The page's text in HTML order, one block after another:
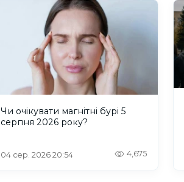
Чи очікувати магнітні бурі 5
серпня 2026 року?
04 сер. 2026 20:54 4,675